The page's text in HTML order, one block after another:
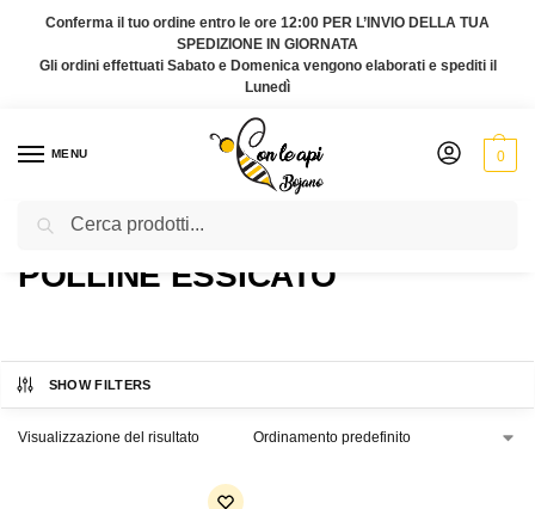
Conferma il tuo ordine entro le ore 12:00 PER L’INVIO DELLA TUA
SPEDIZIONE IN GIORNATA
Gli ordini effettuati Sabato e Domenica vengono elaborati e spediti il
Lunedì
MENU 0
Home Prodotti taggati “Polline essicato”
POLLINE ESSICATO
SHOW FILTERS
Visualizzazione del risultato